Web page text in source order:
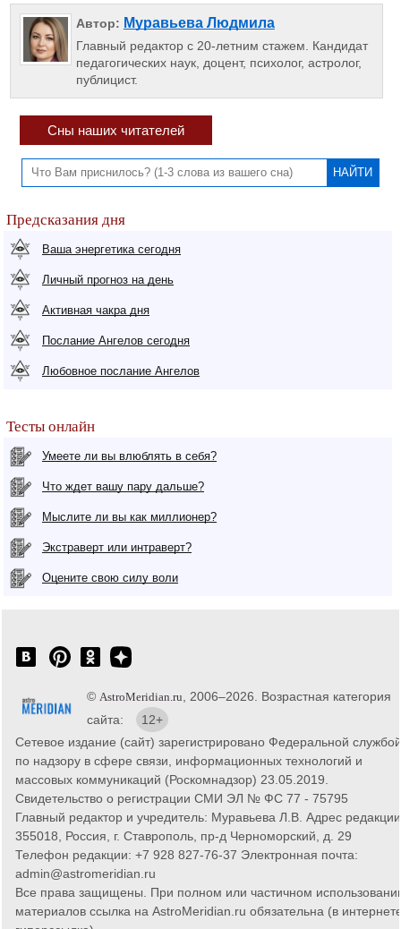
Автор: Муравьева Людмила
Главный редактор с 20-летним стажем. Кандидат
педагогических наук, доцент, психолог, астролог,
публицист.
Сны наших читателей
Предсказания дня
Ваша энергетика сегодня
Личный прогноз на день
Активная чакра дня
Послание Ангелов сегодня
Любовное послание Ангелов
Тесты онлайн
Умеете ли вы влюблять в себя?
Что ждет вашу пару дальше?
Мыслите ли вы как миллионер?
Экстраверт или интраверт?
Оцените свою силу воли
© AstroMeridian.ru , 2006–2026. Возрастная категория
сайта:
12+
Сетевое издание (сайт) зарегистрировано Федеральной службой
по надзору в сфере связи, информационных технологий и
массовых коммуникаций (Роскомнадзор) 23.05.2019.
Свидетельство о регистрации СМИ ЭЛ № ФС 77 - 75795
Главный редактор и учредитель: Муравьева Л.В. Адрес
355018, Россия, г. Ставрополь, пр-д Черноморский, д. 29
Телефон редакции: +7 928 827-76-37 Электронная почта:
admin@astromeridian.ru
Все права защищены. При полном или частичном
материалов ссылка на AstroMeridian.ru обязательна (в